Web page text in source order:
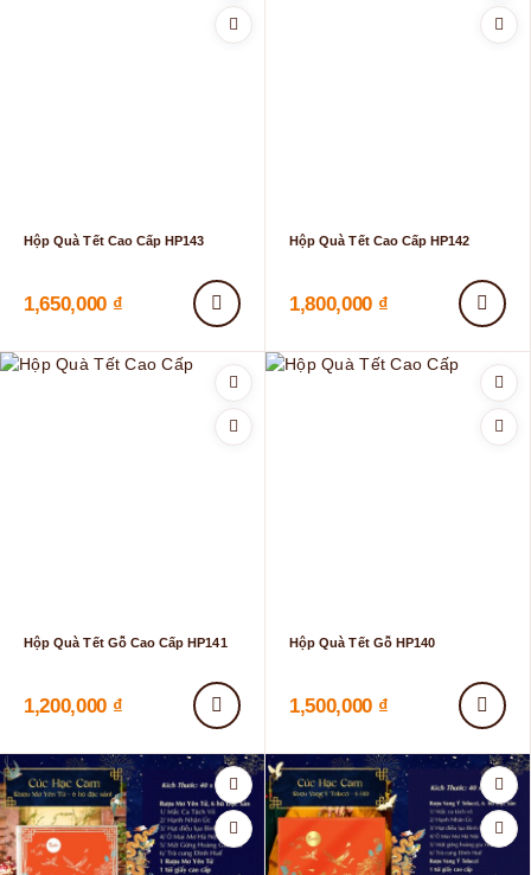
Hộp Quà Tết Cao Cấp HP143
1,650,000 ₫
Hộp Quà Tết Cao Cấp HP142
1,800,000 ₫
Hộp Quà Tết Gỗ Cao Cấp HP141
1,200,000 ₫
Hộp Quà Tết Gỗ HP140
1,500,000 ₫